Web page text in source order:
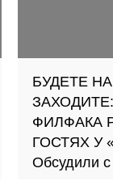
БУДЕТЕ
ФИЛФАКА
ГОСТЯХ У
Обсудили с